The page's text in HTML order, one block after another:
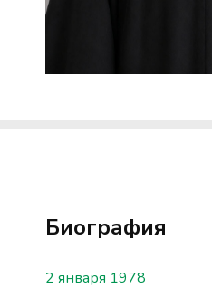
Биография
2 января 1978